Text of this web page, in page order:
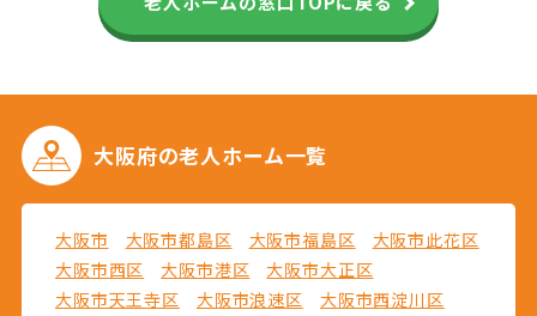
大阪府の老人ホーム一覧
大阪市 大阪市都島区 大阪市福島区
大阪市此花区
大阪市西区
大阪市港区
大阪市大正区
大阪市天王寺区
大阪市浪速区
大阪市西淀川区